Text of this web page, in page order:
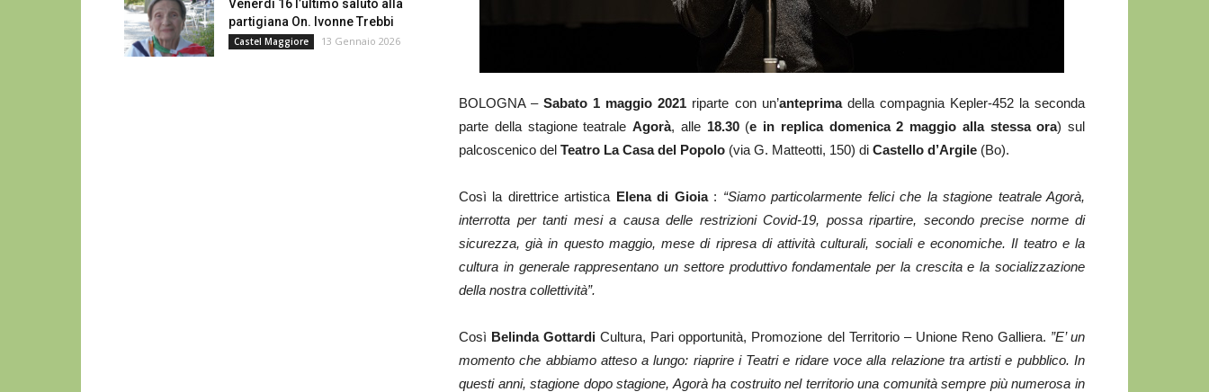
BOLOGNA –Sabato 1 maggio 2021 riparte con un’anteprimadella compagnia Kepler-452 la seconda
parte della stagione teatrale Agorà, alle18.30(e in replica domenica 2 maggio alla stessa ora) sul
palcoscenico del Teatro La Casa del Popolo (via G. Matteotti, 150) di Castello d’Argile (Bo).
Così la direttrice artistica Elena di Gioia: “Siamo particolarmente felici che la stagione teatrale Agorà,
interrotta per tanti mesi a causa delle restrizioni Covid-19, possa ripartire, secondo precise norme di
sicurezza, già in questo maggio, mese di ripresa di attività culturali, sociali e economiche. Il teatro e la
cultura in generale rappresentano un settore produttivo fondamentale per la crescita e la socializzazione
della nostra collettività”.
Così Belinda Gottardi Cultura, Pari opportunità, Promozione del Territorio – Unione Reno Galliera. ”E’ un
momento che abbiamo atteso a lungo: riaprire i Teatri e ridare voce alla relazione tra artisti e pubblico. In
questi anni, stagione dopo stagione, Agorà ha costruito nel territorio una comunità sempre più numerosa in
Venerdì 16 l’ultimo saluto alla
partigiana On. Ivonne Trebbi
Castel Maggiore 13 Gennaio 2026